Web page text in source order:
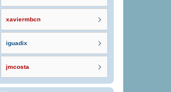
xaviermbcn
iguadix
jmcosta